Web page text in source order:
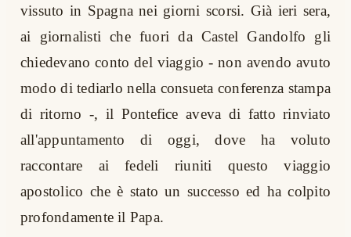
vissuto in Spagna nei giorni scorsi. Già ieri sera,
ai giornalisti che fuori da Castel Gandolfo gli
chiedevano conto del viaggio - non avendo avuto
modo di tediarlo nella consueta conferenza stampa
di ritorno -, il Pontefice aveva di fatto rinviato
all'appuntamento di oggi, dove ha voluto
raccontare ai fedeli riuniti questo viaggio
apostolico che è stato un successo ed ha colpito
profondamente il Papa.